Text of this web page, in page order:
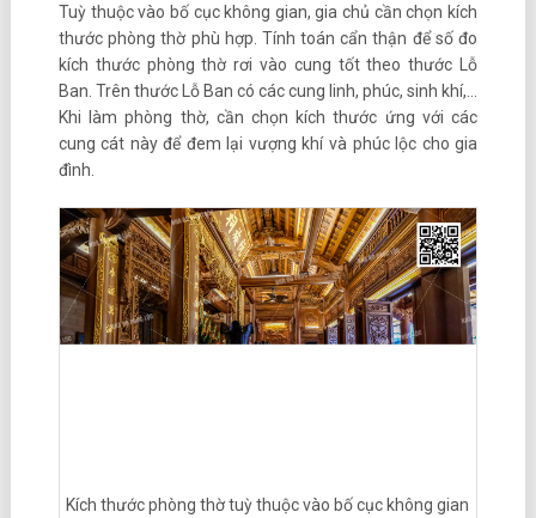
Tuỳ thuộc vào bố cục không gian, gia chủ cần chọn kích
thước phòng thờ phù hợp. Tính toán cẩn thận để số đo
kích thước phòng thờ rơi vào cung tốt theo thước Lỗ
Ban. Trên thước Lỗ Ban có các cung linh, phúc, sinh khí,…
Khi làm phòng thờ, cần chọn kích thước ứng với các
cung cát này để đem lại vượng khí và phúc lộc cho gia
đình.
Kích thước phòng thờ tuỳ thuộc vào bố cục không gian